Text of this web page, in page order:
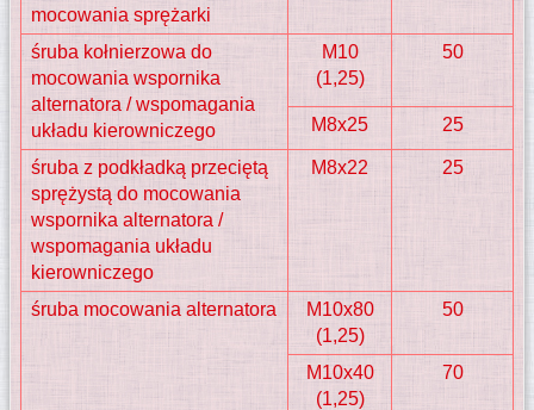
mocowania sprężarki
śruba kołnierzowa do
mocowania wspornika
alternatora / wspomagania
układu kierowniczego
M10
(1,25)
50
M8x25 25
śruba z podkładką przeciętą
sprężystą do mocowania
wspornika alternatora /
wspomagania układu
kierowniczego
M8x22 25
śruba mocowania alternatora
M10x80
(1,25)
50
M10x40
(1,25)
70